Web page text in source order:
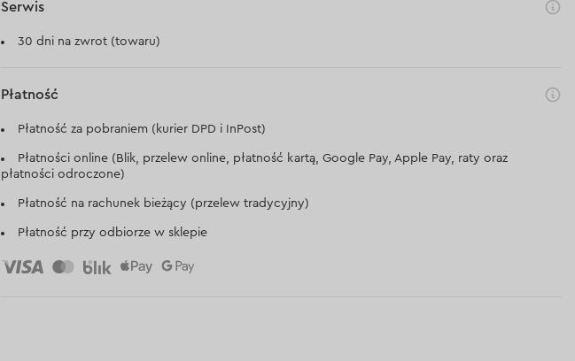
Serwis
30 dni na zwrot (towaru)
Płatność
Płatność za pobraniem (kurier DPD i InPost)
Płatności online (Blik, przelew online, płatność kartą, Google Pay, Apple Pay, raty oraz
płatności odroczone)
Płatność na rachunek bieżący (przelew tradycyjny)
Płatność przy odbiorze w sklepie